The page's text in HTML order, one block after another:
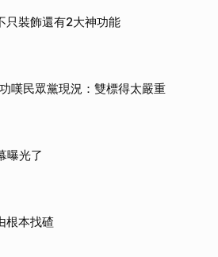
只裝飾還有2大神功能
嘆民眾黨現況：雙標得太嚴重
曝光了
根本找碴